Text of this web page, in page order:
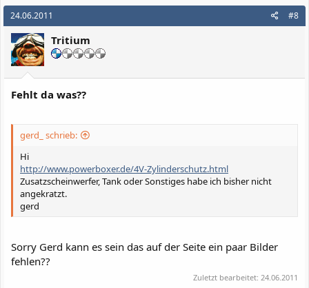
24.06.2011 #8
Tritium
Fehlt da was??
gerd_ schrieb:
Hi
http://www.powerboxer.de/4V-Zylinderschutz.html
Zusatzscheinwerfer, Tank oder Sonstiges habe ich bisher nicht
angekratzt.
gerd
Sorry Gerd kann es sein das auf der Seite ein paar Bilder
fehlen??
Zuletzt bearbeitet: 24.06.2011